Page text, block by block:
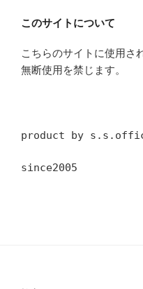
このサイトについて
こちらのサイトに使用さ
無断使用を禁じます。
product by
since2005